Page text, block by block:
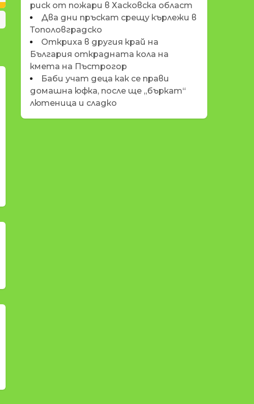
риск от пожари в Хасковска област
Два дни пръскат срещу кърлежи в
Тополовградско
Откриха в другия край на
България открадната кола на
кмета на Пъстрогор
Баби учат деца как се прави
домашна юфка, после ще „бъркат“
лютеница и сладко